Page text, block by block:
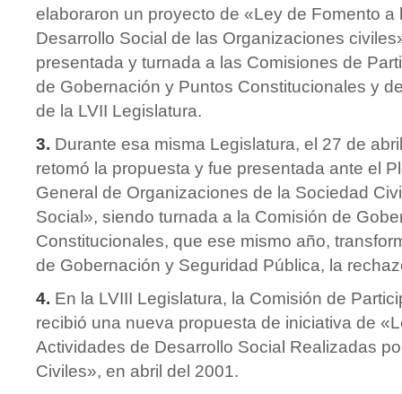
elaboraron un proyecto de «Ley de Fomento a
Desarrollo Social de las Organizaciones
presentada y turnada a las Comisiones de
de Gobernación y Puntos Constitucionales y
de la LVII Legislatura.
3. Durante esa misma Legislatura, el 27 de
retomó la propuesta y fue presentada ante el
General de Organizaciones de la Sociedad
Social», siendo turnada a la Comisión de
Constitucionales, que ese mismo año,
de Gobernación y Seguridad Pública, la
4. En la LVIII Legislatura, la Comisión de
recibió una nueva propuesta de iniciativa de
Actividades de Desarrollo Social Realizadas
Civiles», en abril del 2001.